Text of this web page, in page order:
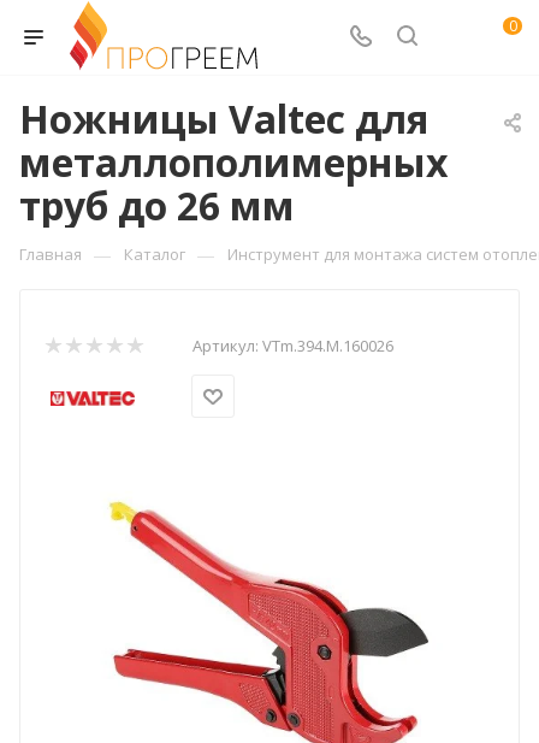
0
Ножницы Valtec для
металлополимерных
труб до 26 мм
Главная — Каталог — Инструмент для монтажа систем
Артикул: VTm.394.M.160026